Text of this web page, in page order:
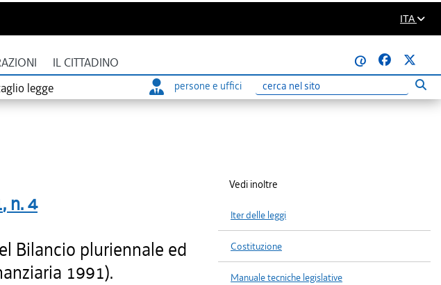
ITA
IL CITTADINO
@
legge persone e uffici
Ricerca
, n.4
Bilancio pluriennale ed
1991).
Vedi inoltre
Iter delle leggi
Costituzione
Manuale tecniche legislative